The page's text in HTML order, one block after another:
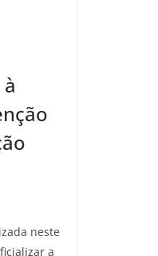
neste
a